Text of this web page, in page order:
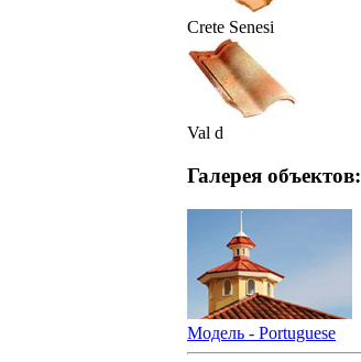
Crete Senesi
Val d
Галерея объектов:
Модель - Portuguese